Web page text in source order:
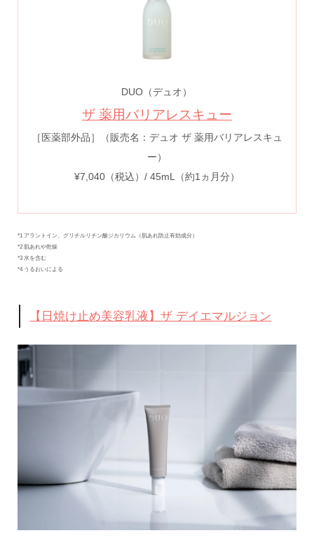
DUO（デュオ）
ザ 薬用バリアレスキュー
［医薬部外品］（販売名：デュオ ザ 薬用バリアレスキュ
ー）
¥7,040（税込）/ 45mL（約1ヵ月分）
*1 アラントイン、グリチルリチン酸ジカリウム（肌あれ防止有効成分）
*2 肌あれや乾燥
*3 水を含む
*4 うるおいによる
【日焼け止め美容乳液】ザ デイエマルジョン